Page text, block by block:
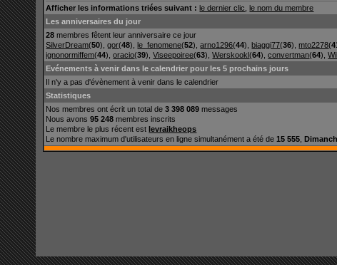
Afficher les informations triées suivant : le dernier clic ,le nom du membre
Les anniversaires du jour
28 membres fêtent leur anniversaire ce jour
SilverDream(50),gor(48),le_fenomene(52),arno1296(44),biaggi77(36),mto2278(
ignonormiffem(44),oracio(39),Viseepoiree(63),Werskookl(64),convertman(64),
Evénements à venir dans le calendrier pour les 5 prochains jours
Il n'y a pas d'évènement à venir dans le calendrier
Statistiques
Nos membres ont écrit un total de3 398 089 messages
Nous avons95 248 membres inscrits
Le membre le plus récent estlevraikheops
Le nombre maximum d'utilisateurs en ligne simultanément a été de15 555 ,